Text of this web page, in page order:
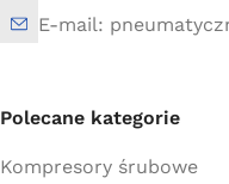
E-mail:
Polecane kategorie
Kompresory śrubowe